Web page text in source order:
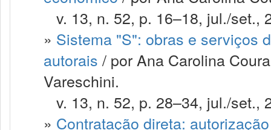
v. 13, n. 52, p. 16–18, jul./set.,
» Sistema "S": obras e serviços
autorais / por Ana Carolina
Vareschini.
v. 13, n. 52, p. 28–34, jul./set.,
» Contratação direta: